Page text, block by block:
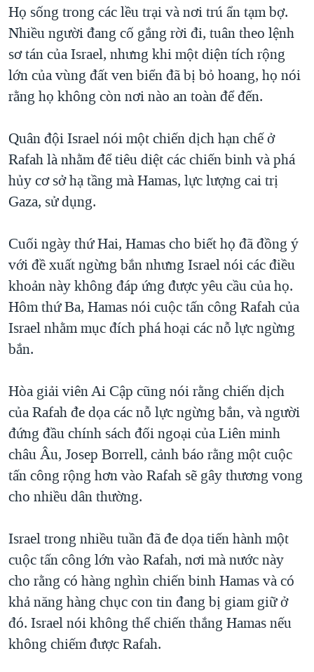
Họ sống trong các lều trại và nơi trú ẩn tạm bợ.
Nhiều người đang cố gắng rời đi, tuân theo lệnh
sơ tán của Israel, nhưng khi một diện tích rộng
lớn của vùng đất ven biển đã bị bỏ hoang, họ nói
rằng họ không còn nơi nào an toàn để đến.
Quân đội Israel nói một chiến dịch hạn chế ở
Rafah là nhằm để tiêu diệt các chiến binh và phá
hủy cơ sở hạ tầng mà Hamas, lực lượng cai trị
Gaza, sử dụng.
Cuối ngày thứ Hai, Hamas cho biết họ đã đồng ý
với đề xuất ngừng bắn nhưng Israel nói các điều
khoản này không đáp ứng được yêu cầu của họ.
Hôm thứ Ba, Hamas nói cuộc tấn công Rafah của
Israel nhằm mục đích phá hoại các nỗ lực ngừng
bắn.
Hòa giải viên Ai Cập cũng nói rằng chiến dịch
của Rafah đe dọa các nỗ lực ngừng bắn, và người
đứng đầu chính sách đối ngoại của Liên minh
châu Âu, Josep Borrell, cảnh báo rằng một cuộc
tấn công rộng hơn vào Rafah sẽ gây thương vong
cho nhiều dân thường.
Israel trong nhiều tuần đã đe dọa tiến hành một
cuộc tấn công lớn vào Rafah, nơi mà nước này
cho rằng có hàng nghìn chiến binh Hamas và có
khả năng hàng chục con tin đang bị giam giữ ở
đó. Israel nói không thể chiến thắng Hamas nếu
không chiếm được Rafah.